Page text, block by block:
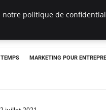
MARKETING POUR
notre politique de